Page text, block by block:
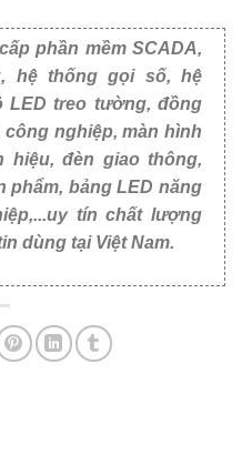
phần mềm SCADA,
hệ thống gọi số, hệ
LED treo tường, đồng
nghiệp, màn hình
hiệu, đèn giao thông,
phẩm, bảng LED năng
tín chất lượng
dùng tại Việt Nam.